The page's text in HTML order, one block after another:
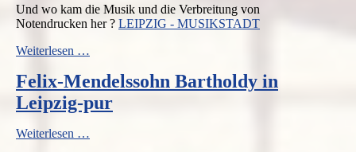
Und wo kam die Musik und die Verbreitung von
Notendrucken her ? LEIPZIG - MUSIKSTADT
Weiterlesen …
machte
Druck
-
Letterpress
Felix-Mendelssohn Bartholdy in
Leipzig-pur
Weiterlesen …